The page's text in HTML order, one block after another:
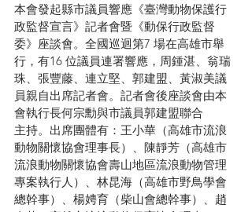
本會發起縣市議員響應《臺灣動物保護行
政監督宣言》記者會暨《動保行政監督
委》座談會。全國巡迴第7 場在高雄市舉
行，有16 位議員連署響應，周鍾湛、翁瑞
珠、張豐藤、連立堅、郭建盟、黃淑美議
員親自出席記者會。記者會後座談會由本
會執行長何宗勳與市議員郭建盟聯合
主持。出席團體有：王小華（高雄市流浪
動物關懷協會理事長）、陳靜芳（高雄市
流浪動物關懷協會壽山地區流浪動物管理
專案執行人）、林昆海（高雄市野鳥學會
總幹事）、楊娉育（柴山會總幹事）、趙